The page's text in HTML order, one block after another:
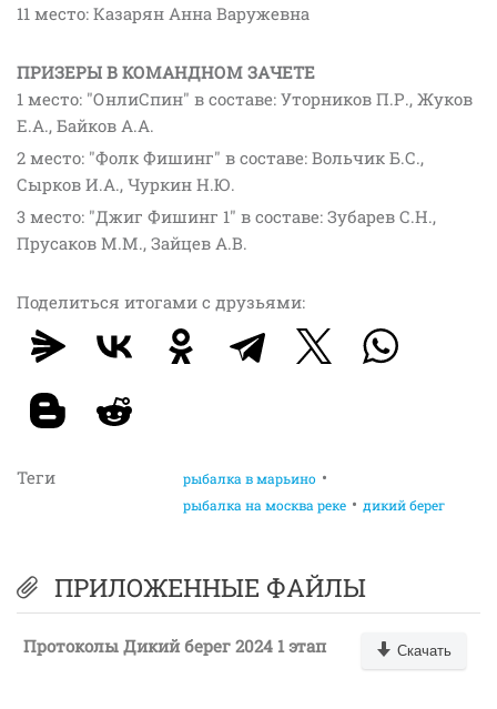
11 место: Казарян Анна Варужевна
ПРИЗЕРЫ В КОМАНДНОМ ЗАЧЕТЕ
1 место: "ОнлиСпин" в составе: Уторников П.Р., Жуков
Е.А., Байков А.А.
2 место: "Фолк Фишинг" в составе: Вольчик Б.С.,
Сырков И.А., Чуркин Н.Ю.
3 место: "Джиг Фишинг 1" в составе: Зубарев С.Н.,
Прусаков М.М., Зайцев А.В.
Поделиться итогами с друзьями:
Теги
рыбалка в марьино
рыбалка на москва реке
дикий берег
ПРИЛОЖЕННЫЕ ФАЙЛЫ
Протоколы Дикий берег 2024 1 этап Скачать